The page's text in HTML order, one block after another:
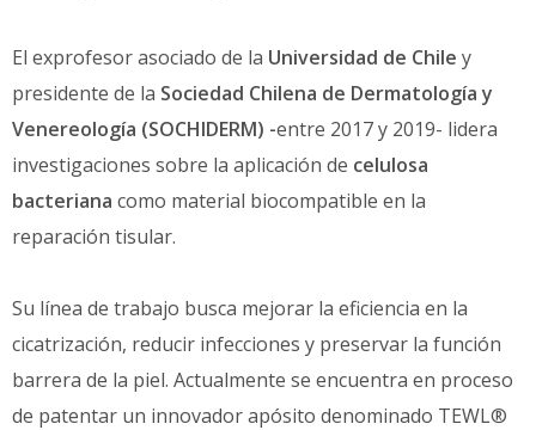
El exprofesor asociado de la Universidad de Chile y
presidente de la Sociedad Chilena de Dermatología y
Venereología (SOCHIDERM) -entre 2017 y 2019- lidera
investigaciones sobre la aplicación de celulosa
bacteriana como material biocompatible en la
reparación tisular.
Su línea de trabajo busca mejorar la eficiencia en la
cicatrización, reducir infecciones y preservar la función
barrera de la piel. Actualmente se encuentra en proceso
de patentar un innovador apósito denominado TEWL®